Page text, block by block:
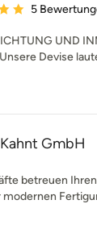
Bewertung: 5
5
UND
Devise
GmbH
betreuen